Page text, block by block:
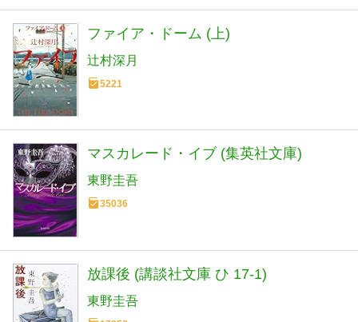
ファイア・ドーム (上)
辻村深月
5221
マスカレード・イブ (集英社文庫)
東野圭吾
35036
放課後 (講談社文庫 ひ 17-1)
東野圭吾